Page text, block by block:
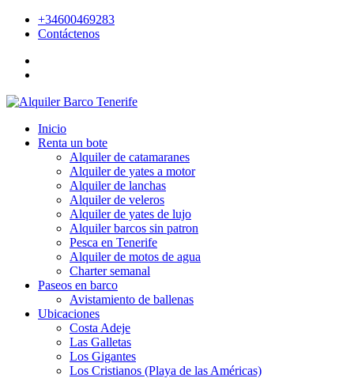
+34600469283
Contáctenos
Inicio
Renta un bote
Alquiler de catamaranes
Alquiler de yates a motor
Alquiler de lanchas
Alquiler de veleros
Alquiler de yates de lujo
Alquiler barcos sin patron
Pesca en Tenerife
Alquiler de motos de agua
Charter semanal
Paseos en barco
Avistamiento de ballenas
Ubicaciones
Costa Adeje
Las Galletas
Los Gigantes
Los Cristianos (Playa de las Américas)